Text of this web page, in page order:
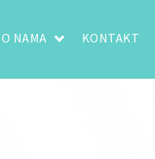
O NAMA KONTAKT